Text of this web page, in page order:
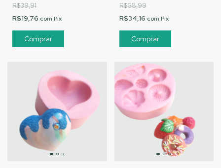
R$39,91
R$19,76 com Pix
R$68,99
R$34,16 com Pix